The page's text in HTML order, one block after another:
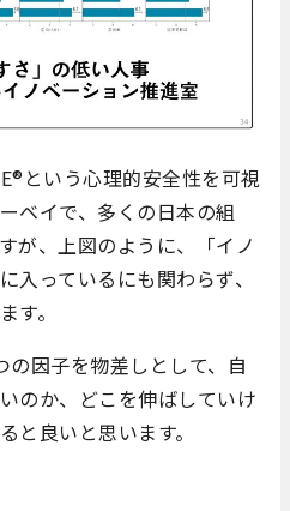
という心理的安全性を可視
ベイで、多くの日本の組
が、上図のように、「イノ
入っているにも関わらず、
す。
の因子を物差しとして、自
のか、どこを伸ばしていけ
と良いと思います。